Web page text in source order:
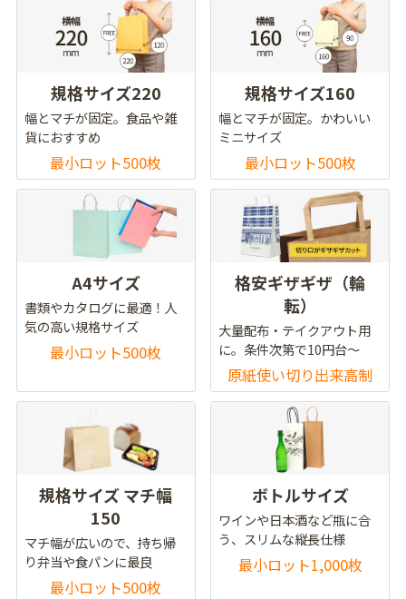
規格サイズ220
幅とマチが固定。食品や雑
貨におすすめ
最小ロット500枚
規格サイズ160
幅とマチが固定。かわいい
ミニサイズ
最小ロット500枚
A4サイズ
書類やカタログに最適！人
気の高い規格サイズ
最小ロット500枚
格安ギザギザ（輪
転）
大量配布・テイクアウト用
に。条件次第で10円台～
原紙使い切り出来高制
規格サイズ マチ幅
150
マチ幅が広いので、持ち帰
り弁当や食パンに最良
最小ロット500枚
ボトルサイズ
ワインや日本酒など瓶に合
う、スリムな縦長仕様
最小ロット1,000枚